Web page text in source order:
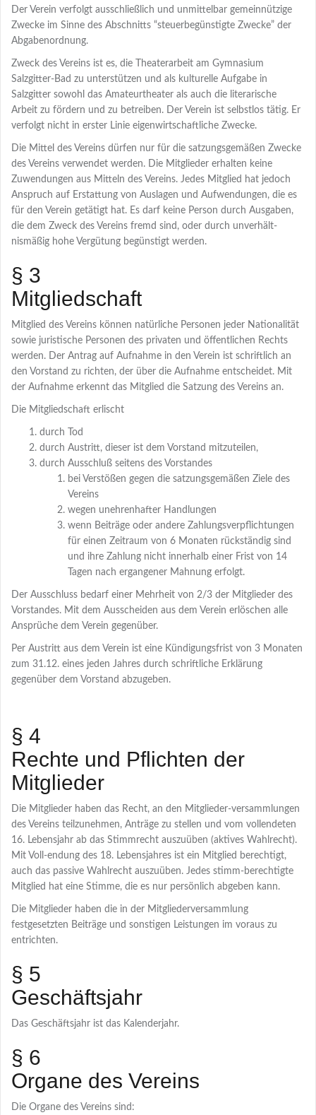
Der Verein verfolgt ausschließlich und unmittelbar gemeinnützige
Zwecke im Sinne des Abschnitts “steuerbegünstigte Zwecke” der
Abgabenordnung.
Zweck des Vereins ist es, die Theaterarbeit am Gymnasium
Salzgitter-Bad zu unterstützen und als kulturelle Aufgabe in
Salzgitter sowohl das Amateurtheater als auch die literarische
Arbeit zu fördern und zu betreiben. Der Verein ist selbstlos tätig. Er
verfolgt nicht in erster Linie eigenwirtschaftliche Zwecke.
Die Mittel des Vereins dürfen nur für die satzungsgemäßen Zwecke
des Vereins verwendet werden. Die Mitglieder erhalten keine
Zuwendungen aus Mitteln des Vereins. Jedes Mitglied hat jedoch
Anspruch auf Erstattung von Auslagen und Aufwendungen, die es
für den Verein getätigt hat. Es darf keine Person durch Ausgaben,
die dem Zweck des Vereins fremd sind, oder durch unverhält-
nismäßig hohe Vergütung begünstigt werden.
§ 3
Mitgliedschaft
Mitglied des Vereins können natürliche Personen jeder Nationalität
sowie juristische Personen des privaten und öffentlichen Rechts
werden. Der Antrag auf Aufnahme in den Verein ist schriftlich an
den Vorstand zu richten, der über die Aufnahme entscheidet. Mit
der Aufnahme erkennt das Mitglied die Satzung des Vereins an.
Die Mitgliedschaft erlischt
durch Tod
durch Austritt, dieser ist dem Vorstand mitzuteilen,
durch Ausschluß seitens des Vorstandes
bei Verstößen gegen die satzungsgemäßen Ziele des
Vereins
wegen unehrenhafter Handlungen
wenn Beiträge oder andere Zahlungsverpflichtungen
für einen Zeitraum von 6 Monaten rückständig sind
und ihre Zahlung nicht innerhalb einer Frist von 14
Tagen nach ergangener Mahnung erfolgt.
Der Ausschluss bedarf einer Mehrheit von 2/3 der Mitglieder des
Vorstandes. Mit dem Ausscheiden aus dem Verein erlöschen alle
Ansprüche dem Verein gegenüber.
Per Austritt aus dem Verein ist eine Kündigungsfrist von 3 Monaten
zum 31.12. eines jeden Jahres durch schriftliche Erklärung
gegenüber dem Vorstand abzugeben.
§ 4
Rechte und Pflichten der
Mitglieder
Die Mitglieder haben das Recht, an den Mitglieder-versammlungen
des Vereins teilzunehmen, Anträge zu stellen und vom vollendeten
16. Lebensjahr ab das Stimmrecht auszuüben (aktives Wahlrecht).
Mit Voll-endung des 18. Lebensjahres ist ein Mitglied berechtigt,
auch das passive Wahlrecht auszuüben. Jedes stimm-berechtigte
Mitglied hat eine Stimme, die es nur persönlich abgeben kann.
Die Mitglieder haben die in der Mitgliederversammlung
festgesetzten Beiträge und sonstigen Leistungen im voraus zu
entrichten.
§ 5
Geschäftsjahr
Das Geschäftsjahr ist das Kalenderjahr.
§ 6
Organe des Vereins
Die Organe des Vereins sind: